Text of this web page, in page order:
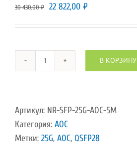
30 430,00₽
Первоначальная
30
430,00 ₽.
22 822,00 ₽
822,00 ₽.
оптический
кабель
25G
В КОРЗИНУ
Артикул: NR-SFP-25G-AOC-5M
Категория: AOC
Метки: 25G, AOC, QSFP28